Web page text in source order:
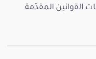
القوانين المقدّمة